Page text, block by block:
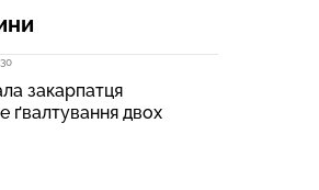
закарпатця
ґвалтування двох